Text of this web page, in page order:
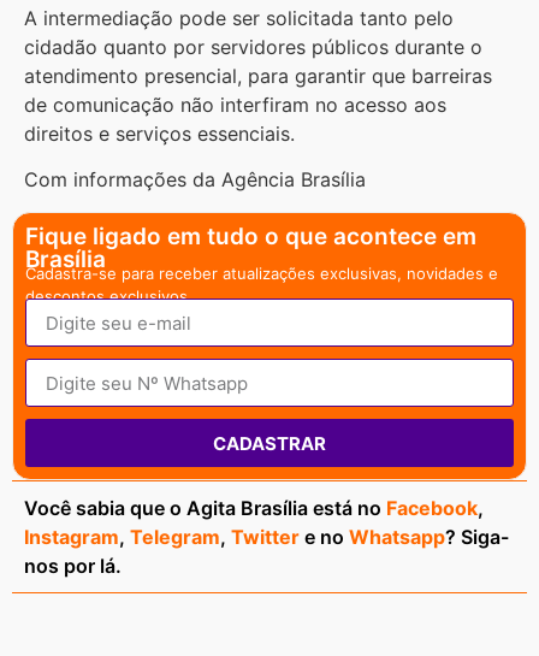
A intermediação pode ser solicitada tanto pelo
cidadão quanto por servidores públicos durante o
atendimento presencial, para garantir que barreiras
de comunicação não interfiram no acesso aos
direitos e serviços essenciais.
Com informações da Agência Brasília
Fique ligado em tudo o que acontece em
Brasília
Cadastra-se para receber atualizações exclusivas, novidades e
descontos exclusivos.
CADASTRAR
Você sabia que o Agita Brasília está no Facebook,
Instagram, Telegram, Twitter e no Whatsapp? Siga-
nos por lá.